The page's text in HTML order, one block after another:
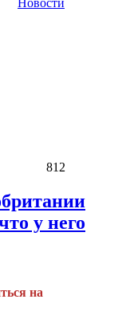
Новости
812
у него
на